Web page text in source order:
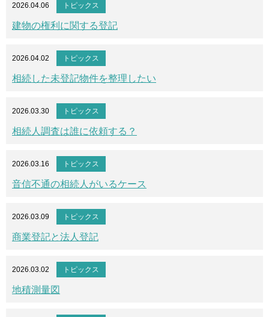
2026.04.06 トピックス
建物の権利に関する登記
2026.04.02 トピックス
相続した未登記物件を整理したい
2026.03.30 トピックス
相続人調査は誰に依頼する？
2026.03.16 トピックス
音信不通の相続人がいるケース
2026.03.09 トピックス
商業登記と法人登記
2026.03.02 トピックス
地積測量図